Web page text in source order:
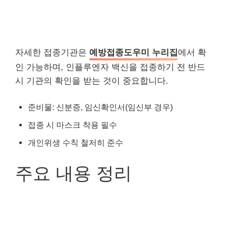
자세한 접종기관은 예방접종도우미 누리집에서 확
인 가능하며, 인플루엔자 백신을 접종하기 전 반드
시 기관의 확인을 받는 것이 중요합니다.
준비물: 신분증, 임신확인서(임신부 경우)
접종 시 마스크 착용 필수
개인위생 수칙 철저히 준수
주요 내용 정리